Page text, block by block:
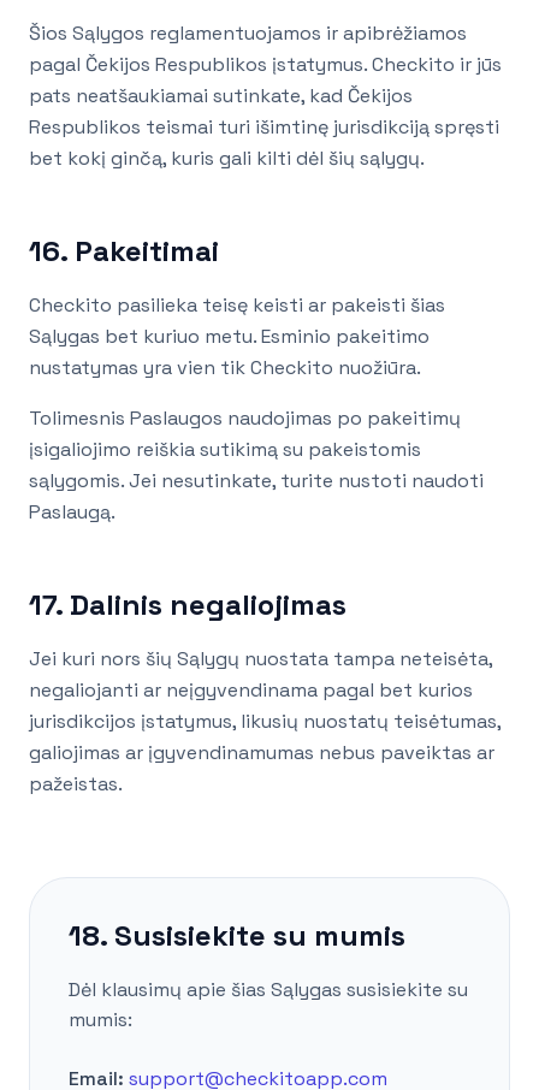
Šios Sąlygos reglamentuojamos ir apibrėžiamos
pagal Čekijos Respublikos įstatymus. Checkito ir jūs
pats neatšaukiamai sutinkate, kad Čekijos
Respublikos teismai turi išimtinę jurisdikciją spręsti
bet kokį ginčą, kuris gali kilti dėl šių sąlygų.
16. Pakeitimai
Checkito pasilieka teisę keisti ar pakeisti šias
Sąlygas bet kuriuo metu. Esminio pakeitimo
nustatymas yra vien tik Checkito nuožiūra.
Tolimesnis Paslaugos naudojimas po pakeitimų
įsigaliojimo reiškia sutikimą su pakeistomis
sąlygomis. Jei nesutinkate, turite nustoti naudoti
Paslaugą.
17. Dalinis negaliojimas
Jei kuri nors šių Sąlygų nuostata tampa neteisėta,
negaliojanti ar neįgyvendinama pagal bet kurios
jurisdikcijos įstatymus, likusių nuostatų teisėtumas,
galiojimas ar įgyvendinamumas nebus paveiktas ar
pažeistas.
18. Susisiekite su mumis
Dėl klausimų apie šias Sąlygas susisiekite su
mumis:
Email: support@checkitoapp.com